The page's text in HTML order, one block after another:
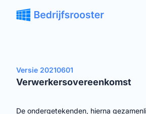
Versie 20210601
Verwerkersovereenkomst
De ondergetekenden, hierna